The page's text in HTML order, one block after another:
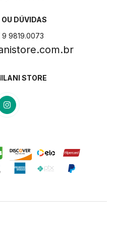
DÚVIDAS
9 9819.0073
STORE